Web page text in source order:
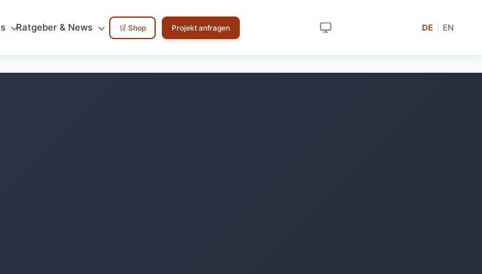
Ratgeber & News 🛒 Shop Projekt anfragen DE EN